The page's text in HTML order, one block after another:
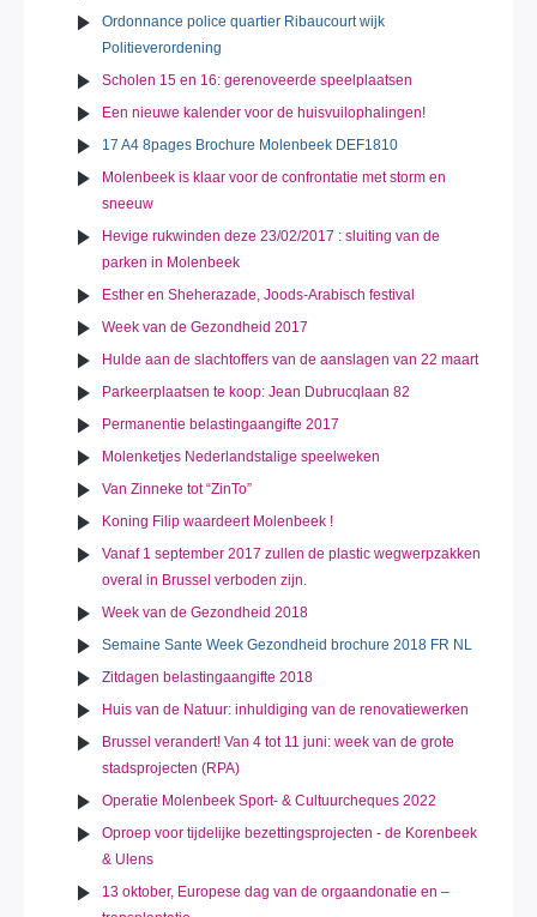
Ordonnance police quartier Ribaucourt wijk
Politieverordening
Scholen 15 en 16: gerenoveerde speelplaatsen
Een nieuwe kalender voor de huisvuilophalingen!
17 A4 8pages Brochure Molenbeek DEF1810
Molenbeek is klaar voor de confrontatie met storm en
sneeuw
Hevige rukwinden deze 23/02/2017 : sluiting van de
parken in Molenbeek
Esther en Sheherazade, Joods-Arabisch festival
Week van de Gezondheid 2017
Hulde aan de slachtoffers van de aanslagen van 22 maart
Parkeerplaatsen te koop: Jean Dubrucqlaan 82
Permanentie belastingaangifte 2017
Molenketjes Nederlandstalige speelweken
Van Zinneke tot “ZinTo”
Koning Filip waardeert Molenbeek !
Vanaf 1 september 2017 zullen de plastic wegwerpzakken
overal in Brussel verboden zijn.
Week van de Gezondheid 2018
Semaine Sante Week Gezondheid brochure 2018 FR NL
Zitdagen belastingaangifte 2018
Huis van de Natuur: inhuldiging van de renovatiewerken
Brussel verandert! Van 4 tot 11 juni: week van de grote
stadsprojecten (RPA)
Operatie Molenbeek Sport- & Cultuurcheques 2022
Oproep voor tijdelijke bezettingsprojecten - de Korenbeek
& Ulens
13 oktober, Europese dag van de orgaandonatie en –